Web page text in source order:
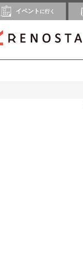
イベント に行く